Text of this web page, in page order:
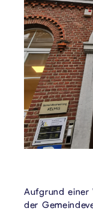
Aufgrund einer
der